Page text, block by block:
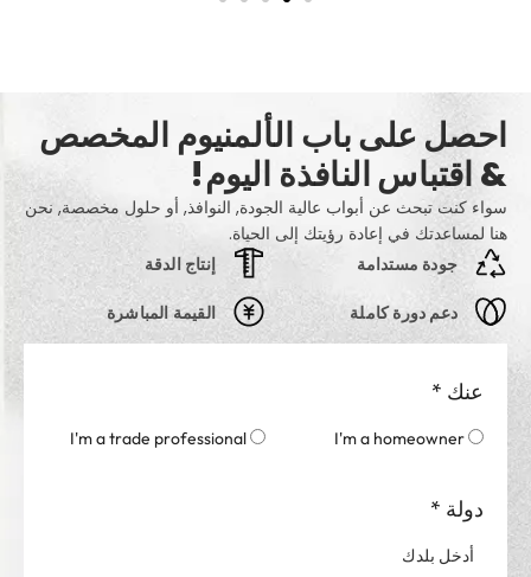
احصل على باب الألمنيوم المخصص
& اقتباس النافذة اليوم!
سواء كنت تبحث عن أبواب عالية الجودة, النوافذ, أو حلول مخصصة, نحن
هنا لمساعدتك في إعادة رؤيتك إلى الحياة.
جودة مستدامة
دعم دورة كاملة
إنتاج الدقة
القيمة المباشرة
عنك*
I'm a homeowner
I'm a trade professional
دولة *